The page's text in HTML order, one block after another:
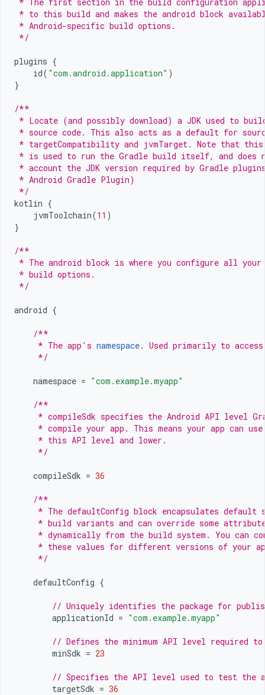
* to this build and makes the android block
* Android-specific build options.
*/
plugins {
id( "com.android.application" )
}
/**
* Locate (and possibly download) a JDK used to
* source code. This also acts as a default for
* targetCompatibility and jvmTarget. Note that this
* is used to run the Gradle build itself, and does
* account the JDK version required by Gradle
* Android Gradle Plugin)
*/
kotlin {
jvmToolchain(11 )
}
/**
* The android block is where you configure all
* build options.
*/
android {
/**
     * The app's
namespace. Used primarily to
     */
namespace = "com.example.myapp"
/**
* compileSdk specifies the Android API level
* compile your app. This means your app can
     * this API level and lower.
     */
compileSdk = 36
/**
* The defaultConfig block encapsulates default
* build variants and can override some
* dynamically from the build system. You can
* these values for different versions of your
     */
defaultConfig {
// Uniquely identifies the package for
applicationId = "com.example.myapp"
// Defines the minimum API level required
minSdk = 23
// Specifies the API level used to test the
targetSdk = 36